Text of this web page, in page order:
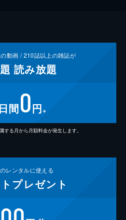
動画 /210誌以上の雑誌が
読み放題
日間0円 ※
る月から月額料金が発生します。
レンタルに使える
プレゼント